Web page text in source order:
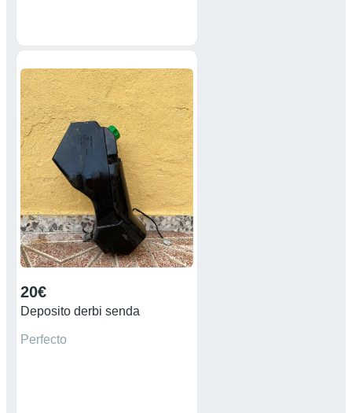
20€
Deposito derbi senda
Perfecto